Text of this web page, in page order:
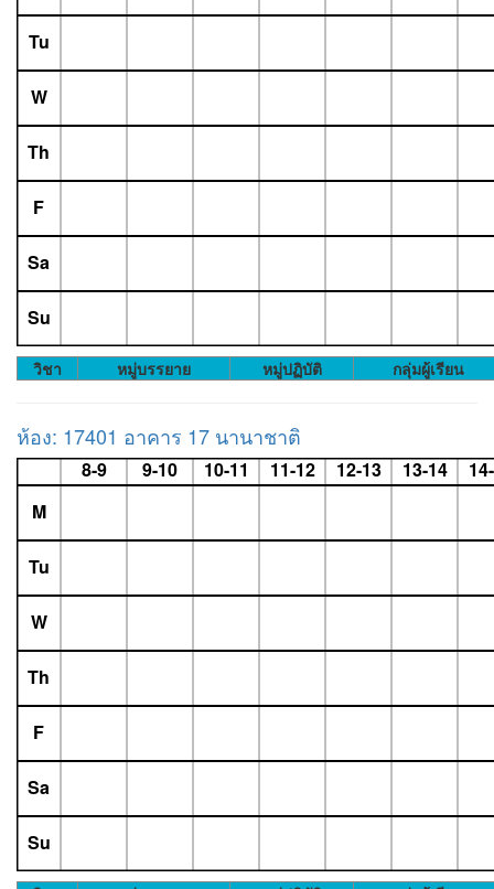
Tu
W
Th
F
Sa
Su
วิชา หมู่บรรยาย หมู่ปฏิบัติ กลุ่มผู้เรียน
ห้อง: 17401 อาคาร 17 นานาชาติ
8-9 9-10 10-11 11-12 12-13 13-14
M
Tu
W
Th
F
Sa
Su